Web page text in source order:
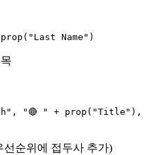
Name")
"🔴 " + prop("Title"),
선순위에 접두사 추가)